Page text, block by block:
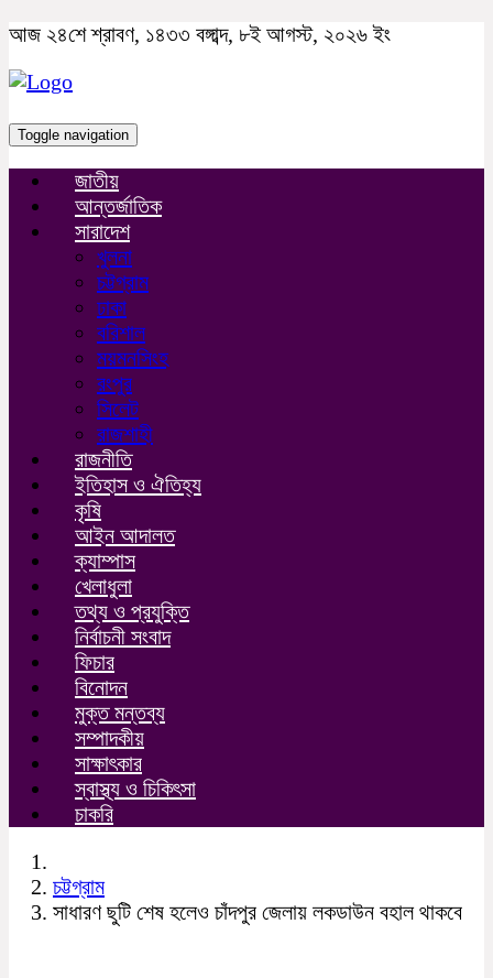
আজ ২৪শে শ্রাবণ, ১৪৩৩ বঙ্গাব্দ, ৮ই আগস্ট, ২০২৬ ইং
Toggle navigation
জাতীয়
আন্তর্জাতিক
সারাদেশ
খুলনা
চট্টগ্রাম
ঢাকা
বরিশাল
ময়মনসিংহ
রংপুর
সিলেট
রাজশাহী
রাজনীতি
ইতিহাস ও ঐতিহ্য
কৃষি
আইন আদালত
ক্যাম্পাস
খেলাধুলা
তথ্য ও প্রযুক্তি
নির্বাচনী সংবাদ
ফিচার
বিনোদন
মুক্ত মন্তব্য
সম্পাদকীয়
সাক্ষাৎকার
স্বাস্থ্য ও চিকিৎসা
চাকরি
চট্টগ্রাম
সাধারণ ছুটি শেষ হলেও চাঁদপুর জেলায় লকডাউন বহাল থাকবে